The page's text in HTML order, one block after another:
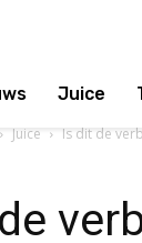
Juice
Juice Is dit de